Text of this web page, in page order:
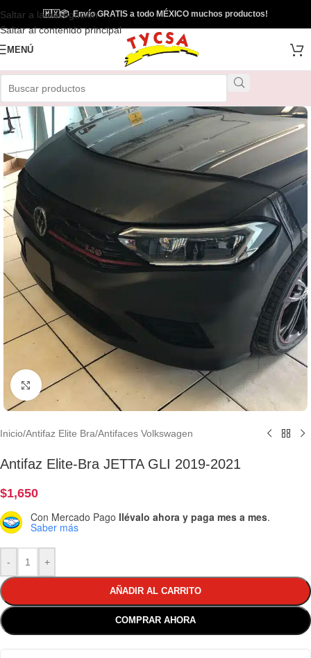
Saltar a la navegación
Saltar al contenido principal
🇲🇽📦Envío GRATIS a todo MÉXICO muchos productos!
MENÚ
Envío Gratis
Clic para ampliar
Inicio/Antifaz Elite Bra/Antifaces Volkswagen
Antifaz Elite-Bra JETTA GLI 2019-2021
$1,650
Con Mercado Pago llévalo ahora y paga mes a mes.
Saber más
- +
AÑADIR AL CARRITO
COMPRAR AHORA